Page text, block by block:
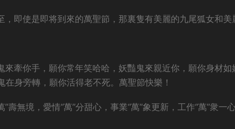
即使是即将到來的萬聖節，那裏隻有美麗的九尾狐女和美
牽你手，願你常年笑哈哈，妖豔鬼來親近你，願你身材如
身旁轉，願你活得老不死。萬聖節快樂！
壽無境，愛情“萬”分甜心，事業“萬”象更新，工作“萬”衆一